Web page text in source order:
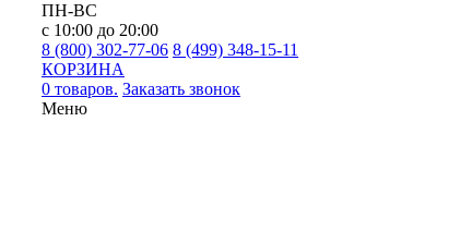
ПН-ВС
с 10:00 до 20:00
8 (800) 302-77-06 8 (499) 348-15-11
КОРЗИНА
0 товаров. Заказать звонок
Меню